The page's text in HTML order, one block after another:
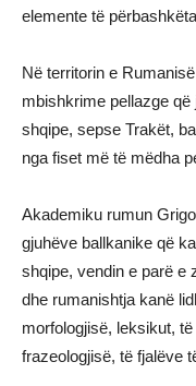
elemente të
Në territorin e
mbishkrime pellazge
shqipe, sepse Trakët,
nga fiset më të mëdha
Akademiku rumun
gjuhëve ballkanike që
shqipe, vendin e parë e
dhe rumanishtja kanë
morfologjisë, leksikut,
frazeologjisë, të fjalëve